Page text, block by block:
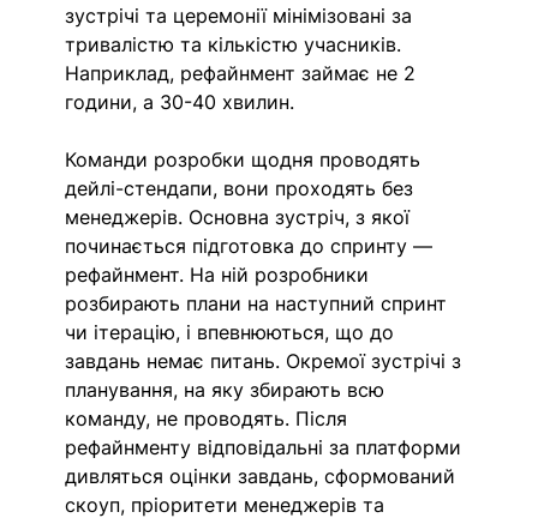
зустрічі та церемонії мінімізовані за
тривалістю та кількістю учасників.
Наприклад, рефайнмент займає не 2
години, а 30-40 хвилин.
Команди розробки щодня проводять
дейлі-стендапи, вони проходять без
менеджерів. Основна зустріч, з якої
починається підготовка до спринту —
рефайнмент. На ній розробники
розбирають плани на наступний спринт
чи ітерацію, і впевнюються, що до
завдань немає питань. Окремої зустрічі з
планування, на яку збирають всю
команду, не проводять. Після
рефайнменту відповідальні за платформи
дивляться оцінки завдань, сформований
скоуп, пріоритети менеджерів та